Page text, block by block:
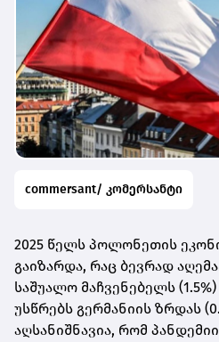
commersant/ კომერსანტი
2025 წელს პოლონეთის
გაიზარდა, რაც ბევრად
საშუალო მაჩვენებელს
უსწრებს გერმანიის ზრდას
აღსანიშნავია, რომ